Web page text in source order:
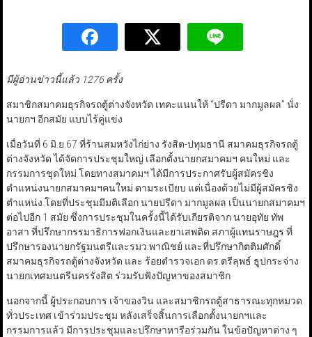
มีผู้อ่านข่าวนี้แล้ว 1276 ครั้ง
สมาชิกสมาคมธุรกิจรถตู้ต่างจังหวัด เทคะแนนให้ “ปรีดา มากมูลผล” นั่ง
นายกฯ อีกสมัย แบบไร้คู่แข่ง
เมื่อวันที่ 6 มิ.ย.67 ที่ร้านสมหวังไก่ย่าง รังสิต-ปทุมธานี สมาคมธุรกิจรถตู้
ต่างจังหวัด ได้จัดการประชุมใหญ่ เลือกตั้งนายกสมาคมฯ คนใหม่ และ
กรรมการชุดใหม่ โดยทางสมาคมฯ ได้มีการประกาศรับผู้สมัครชิง
ตำแหน่งนายกสมาคมฯคนใหม่ ตามระเบียบ แต่เนื่องด้วยไม่มีผู้สมัครชิง
ตำแหน่ง โดยที่ประชุมมีมติเลือก นายปรีดา มากมูลผล เป็นนายกสมาคมฯ
ต่อไปอีก 1 สมัย ซึ่งการประชุมในครั้งนี้ได้รับเกียรติจาก นายอุทัย ทัพ
อาสา ที่ปรึกษากรรมาธิการฟอกเงินและยาเสพติด สภาผู้แทนราษฎร ที่
ปรึกษารองนายกรัฐมนตรีและรมว.พาณิชย์ และที่ปรึกษากิตติมศักดิ์
สมาคมธุรกิจรถตู้ต่างจังหวัด และ ร้อยตำรวจเอก ดร.ตรีลุพธ์ ธูปกระจ่าง
นายกเทศมนตรีนครรังสิต ร่วมรับฟังปัญหาของสมาชิก
นอกจากนี้ ผู้ประกอบการ เจ้าของวิน และสมาชิกรถตู้สาธารณะทุกหมวด
ทั่วประเทศ เข้าร่วมประชุม หลังเสร็จสิ้นการเลือกตั้งนายกฯและ
กรรมการแล้ว มีการประชุมและปรึกษาหารือร่วมกัน ในข้อปัญหาต่าง ๆ